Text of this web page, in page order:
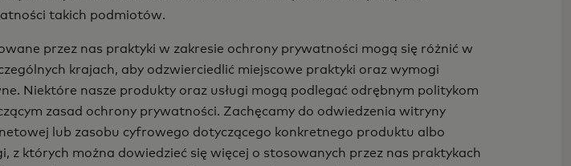
takich podmiotów.
przez nas praktyki w zakresie ochrony prywatności mogą się różnić w
krajach, aby odzwierciedlić miejscowe praktyki oraz wymogi
Niektóre nasze produkty oraz usługi mogą podlegać odrębnym politykom
zasad ochrony prywatności. Zachęcamy do odwiedzenia witryny
lub zasobu cyfrowego dotyczącego konkretnego produktu albo
z których można dowiedzieć się więcej o stosowanych przez nas praktykach